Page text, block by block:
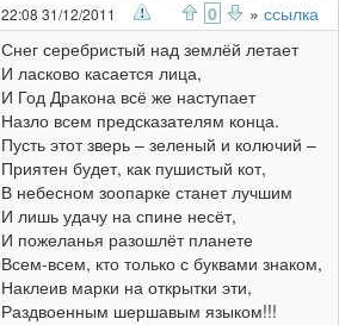
22:08 31/12/2011 0 » ссылка
Снег серебристый над землёй летает
И ласково касается лица,
И Год Дракона всё же наступает
Назло всем предсказателям конца.
Пусть этот зверь – зеленый и колючий –
Приятен будет, как пушистый кот,
В небесном зоопарке станет лучшим
И лишь удачу на спине несёт,
И пожеланья разошлёт планете
Всем-всем, кто только с буквами знаком,
Наклеив марки на открытки эти,
Раздвоенным шершавым языком!!!